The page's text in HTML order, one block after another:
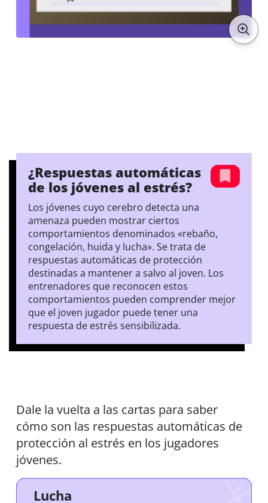
¿Respuestas automáticas
de los jóvenes al estrés?
Los jóvenes cuyo cerebro detecta una
amenaza pueden mostrar ciertos
comportamientos denominados «rebaño,
congelación, huida y lucha». Se trata de
respuestas automáticas de protección
destinadas a mantener a salvo al joven. Los
entrenadores que reconocen estos
comportamientos pueden comprender mejor
que el joven jugador puede tener una
respuesta de estrés sensibilizada.
Dale la vuelta a las cartas para saber
cómo son las respuestas automáticas de
protección al estrés en los jugadores
jóvenes.
Rebaño
Correr hacia los demás, unirse a
Congela
Vuelo
Movimiento constante de piernas,
Lucha
Explosividad, agresividad, ganas de